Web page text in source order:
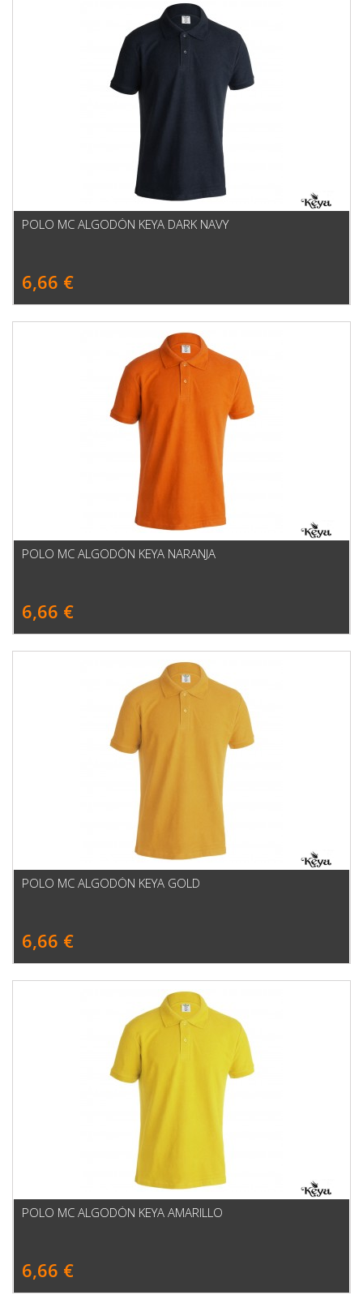
POLO MC ALGODÓN KEYA DARK NAVY
6,66 €
POLO MC ALGODÓN KEYA NARANJA
6,66 €
POLO MC ALGODÓN KEYA GOLD
6,66 €
POLO MC ALGODÓN KEYA AMARILLO
6,66 €